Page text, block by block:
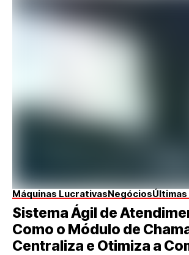
Máquinas LucrativasNegócios
Sistema Ágil de
Como o Módulo de
Centraliza e Otimiza a